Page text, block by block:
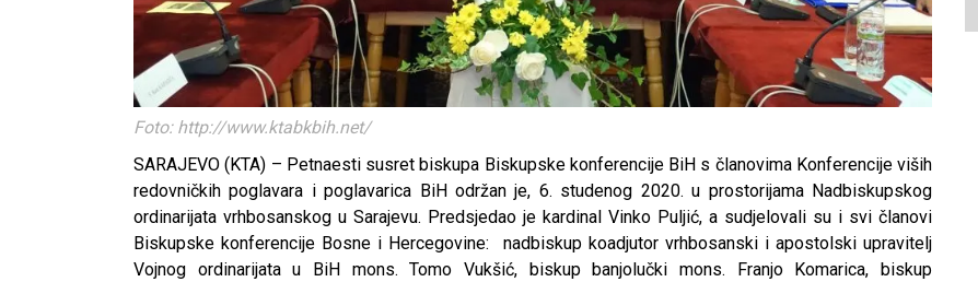
Foto: http://www.ktabkbih.net/
SARAJEVO (KTA) – Petnaesti susret biskupa Biskupske konferencije BiH s članovima Konferencije viših
redovničkih poglavara i poglavarica BiH održan je, 6. studenog 2020. u prostorijama Nadbiskupskog
ordinarijata vrhbosanskog u Sarajevu. Predsjedao je kardinal Vinko Puljić, a sudjelovali su i svi članovi
Biskupske konferencije Bosne i Hercegovine: nadbiskup koadjutor vrhbosanski i apostolski upravitelj
Vojnog ordinarijata u BiH mons. Tomo Vukšić, biskup banjolučki mons. Franjo Komarica, biskup